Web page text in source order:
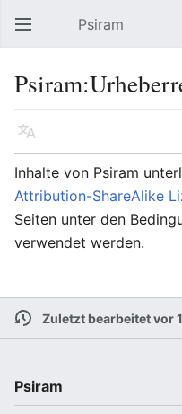
Hauptmenü öffnen Psiram
Sprache
Inhalte von Psiram
Attribution-ShareAlike
Seiten unter den
verwendet werden.
Zuletzt bearbeitet vor
Psiram